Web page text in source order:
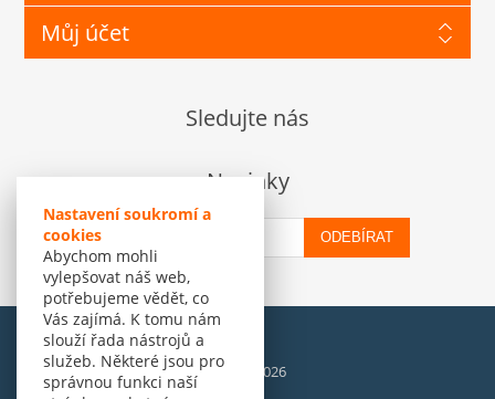
Nastavení soukromí a
cookies
Abychom mohli
vylepšovat náš web,
potřebujeme vědět, co
Vás zajímá. K tomu nám
slouží řada nástrojů a
služeb. Některé jsou pro
správnou funkci naší
Můj účet
Sledujte nás
Novinky
ODEBÍRAT
© Amenit Software Solutions, 1998 - 2026
Powered bynopCommerce